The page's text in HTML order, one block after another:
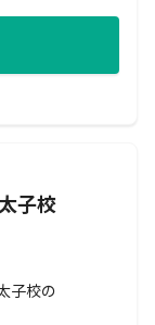
子校
子校の